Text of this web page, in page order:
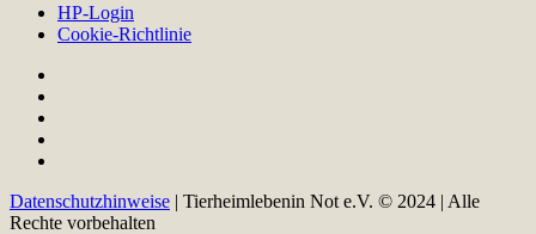
HP-Login
Cookie-Richtlinie
Datenschutzhinweise | Tierheimlebenin Not e.V. © 2024 | Alle
Rechte vorbehalten